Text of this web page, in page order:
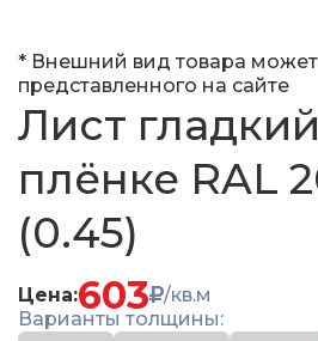
* Внешний вид товара может
представленного на сайте
Лист
плёнке RAL
(0.45)
Цена:603
/кв.м
Варианты толщины: